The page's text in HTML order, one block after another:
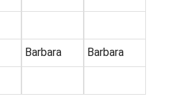
Barbara Barbara